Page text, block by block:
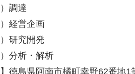
調達
経営企画
研究開発
分析・解析
】徳島県阿南市橘町幸野62番地1